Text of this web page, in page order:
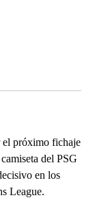
próximo fichaje
del PSG
en los
League.